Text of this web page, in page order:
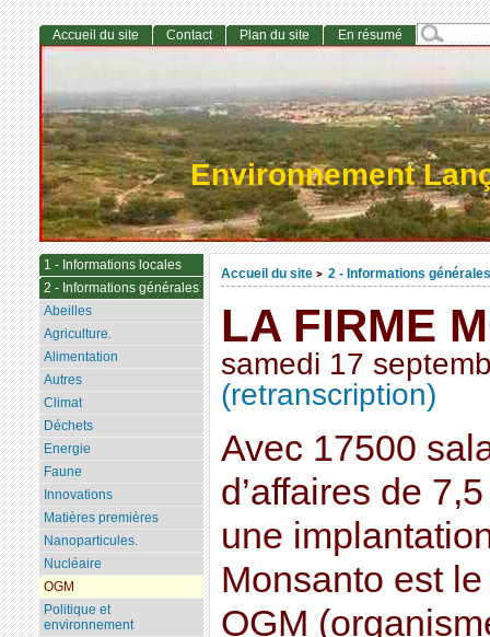
Environnement
Accueil du site > 2 - Informations générales
LA FIRME
samedi 17
(retranscription)
Avec 17500
d’affaires de
une
Monsanto est
OGM
Accueil du site Contact Plan du site En résumé
1 - Informations locales
2 - Informations générales
Abeilles
Agriculture.
Alimentation
Autres
Climat
Déchets
Energie
Faune
Innovations
Matières premières
Nanoparticules.
Nucléaire
OGM
Politique et
environnement